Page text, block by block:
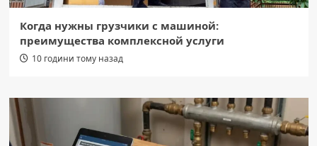
Когда нужны грузчики с машиной:
преимущества комплексной услуги
10 години тому назад